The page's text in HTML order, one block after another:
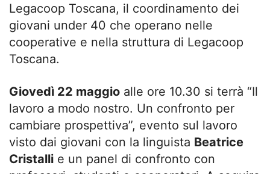
Legacoop Toscana, il coordinamento dei
giovani under 40 che operano nelle
cooperative e nella struttura di Legacoop
Toscana.
Giovedì 22 maggio alle ore 10.30 si terrà “Il
lavoro a modo nostro. Un confronto per
cambiare prospettiva”, evento sul lavoro
visto dai giovani con la linguista Beatrice
Cristalli e un panel di confronto con